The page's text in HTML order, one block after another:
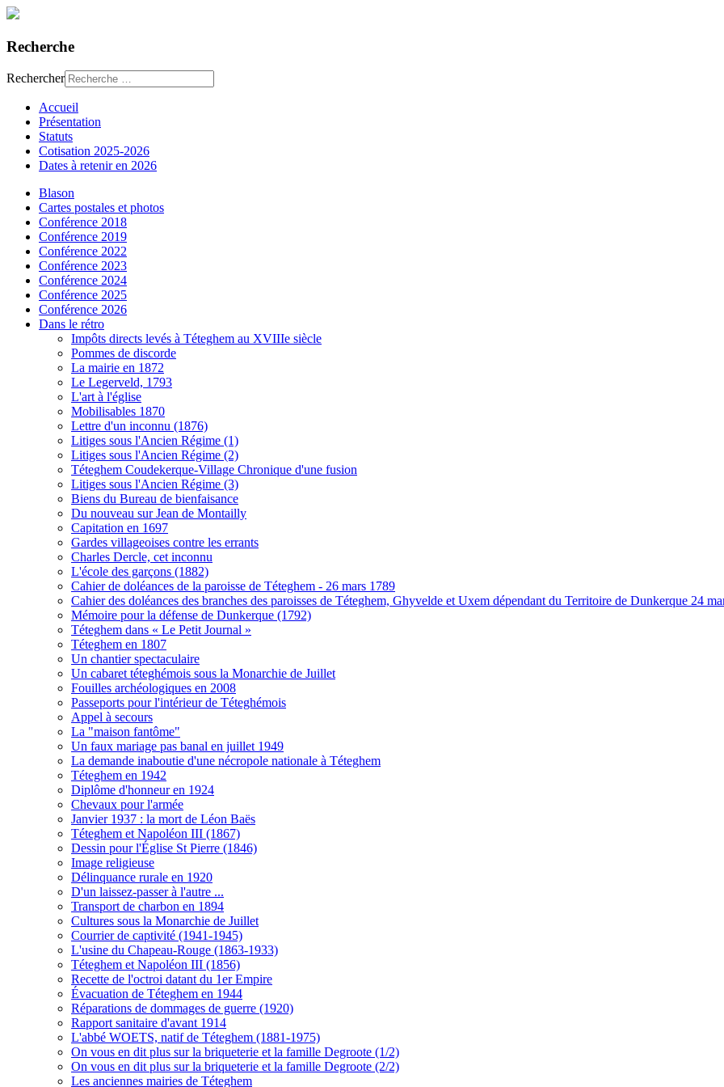
Recherche
Rechercher
Accueil
Présentation
Statuts
Cotisation 2025-2026
Dates à retenir en 2026
Blason
Cartes postales et photos
Conférence 2018
Conférence 2019
Conférence 2022
Conférence 2023
Conférence 2024
Conférence 2025
Conférence 2026
Dans le rétro
Impôts directs levés à Téteghem au XVIIIe siècle
Pommes de discorde
La mairie en 1872
Le Legerveld, 1793
L'art à l'église
Mobilisables 1870
Lettre d'un inconnu (1876)
Litiges sous l'Ancien Régime (1)
Litiges sous l'Ancien Régime (2)
Téteghem Coudekerque-Village Chronique d'une fusion
Litiges sous l'Ancien Régime (3)
Biens du Bureau de bienfaisance
Du nouveau sur Jean de Montailly
Capitation en 1697
Gardes villageoises contre les errants
Charles Dercle, cet inconnu
L'école des garçons (1882)
Cahier de doléances de la paroisse de Téteghem - 26 mars 1789
Cahier des doléances des branches des paroisses de Téteghem, Ghyvelde et Uxem dépendant du Territoire de Dunkerque 24
Mémoire pour la défense de Dunkerque (1792)
Téteghem dans « Le Petit Journal »
Téteghem en 1807
Un chantier spectaculaire
Un cabaret téteghémois sous la Monarchie de Juillet
Fouilles archéologiques en 2008
Passeports pour l'intérieur de Téteghémois
Appel à secours
La "maison fantôme"
Un faux mariage pas banal en juillet 1949
La demande inaboutie d'une nécropole nationale à Téteghem
Téteghem en 1942
Diplôme d'honneur en 1924
Chevaux pour l'armée
Janvier 1937 : la mort de Léon Baës
Téteghem et Napoléon III (1867)
Dessin pour l'Église St Pierre (1846)
Image religieuse
Délinquance rurale en 1920
D'un laissez-passer à l'autre ...
Transport de charbon en 1894
Cultures sous la Monarchie de Juillet
Courrier de captivité (1941-1945)
L'usine du Chapeau-Rouge (1863-1933)
Téteghem et Napoléon III (1856)
Recette de l'octroi datant du 1er Empire
Évacuation de Téteghem en 1944
Réparations de dommages de guerre (1920)
Rapport sanitaire d'avant 1914
L'abbé WOETS, natif de Téteghem (1881-1975)
On vous en dit plus sur la briqueterie et la famille Degroote (1/2)
On vous en dit plus sur la briqueterie et la famille Degroote (2/2)
Les anciennes mairies de Téteghem